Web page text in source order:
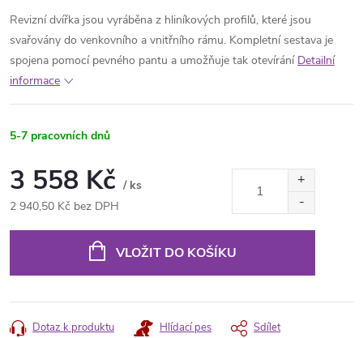
Revizní dvířka jsou vyráběna z hliníkových profilů, které jsou
svařovány do venkovního a vnitřního rámu. Kompletní sestava je
spojena pomocí pevného pantu a umožňuje tak otevírání Detailní
informace
5-7 pracovních dnů
3 558 Kč / ks
2 940,50 Kč bez DPH
VLOŽIT DO KOŠÍKU
Dotaz k produktu Hlídací pes Sdílet